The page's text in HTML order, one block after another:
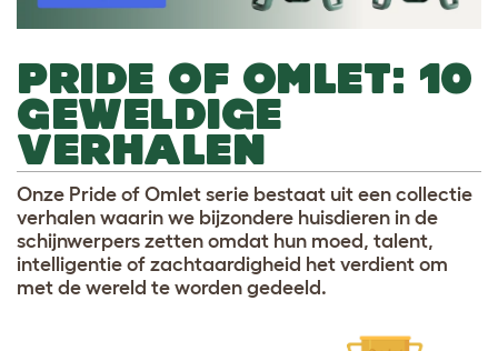
PRIDE OF OMLET: 10
GEWELDIGE
VERHALEN
Onze Pride of Omlet serie bestaat uit een collectie
verhalen waarin we bijzondere huisdieren in de
schijnwerpers zetten omdat hun moed, talent,
intelligentie of zachtaardigheid het verdient om
met de wereld te worden gedeeld.